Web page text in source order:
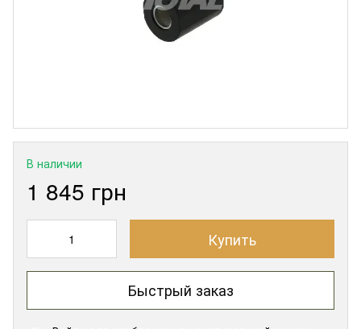
В наличии
1 845 грн
Купить
Быстрый заказ